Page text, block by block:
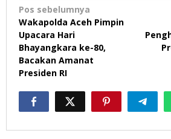
Navigasi
pos
Pos sebelumnya
Wakapolda Aceh Pimpin
Upacara Hari
Bhayangkara ke-80,
Bacakan Amanat
Presiden RI